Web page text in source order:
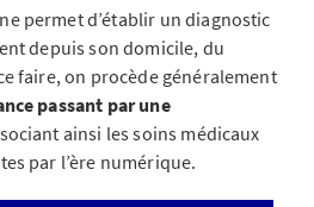
permet d’établir un diagnostic
depuis son domicile, du
faire, on procède généralement
passant par une
ainsi les soins médicaux
par l’ère numérique.